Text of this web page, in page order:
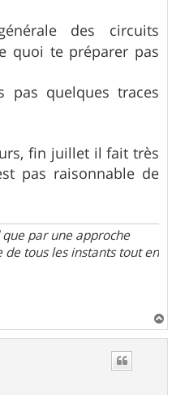
des circuits
quoi te préparer pas
pas quelques traces
fin juillet il fait très
pas raisonnable de
par une approche
de tous les instants tout en
a